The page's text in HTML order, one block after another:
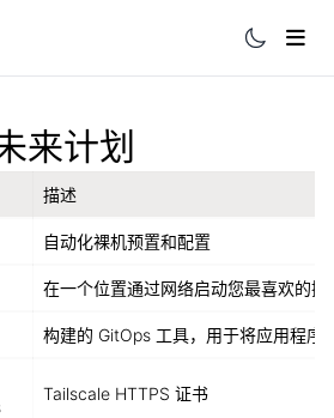
源站
加速
来计划
描述
自动化裸机预置和配置
在一个位置通过网络启动您最喜欢的操
构建的 GitOps 工具，用于将应用程序
Tailscale HTTPS 证书